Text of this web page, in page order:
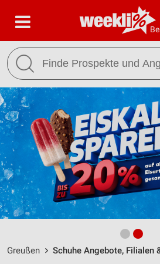
Greußen Schuhe Angebote, Filialen